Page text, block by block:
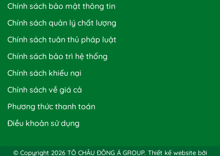
Chính sách bảo mật thông tin
Chính sách quản lý chất lượng
Chính sách tuân thủ pháp luật
Chính sách bảo trì hệ thống
Chính sách khiếu nại
Chính sách về giá cả
Phương thức thanh toán
Điều khoản sử dụng
© Copyright 2026 TÔ CHÂU ĐÔNG Á GROUP. Thiết kế website bởi